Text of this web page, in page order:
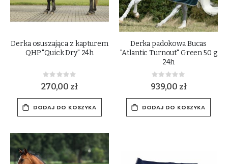
Derka osuszająca z kapturem
QHP "Quick Dry" 24h
Rating:
0%
270,00 zł
DODAJ DO KOSZYKA
Derka padokowa Bucas
"Atlantic Turnout" Green 50 g
24h
Rating:
0%
939,00 zł
DODAJ DO KOSZYKA